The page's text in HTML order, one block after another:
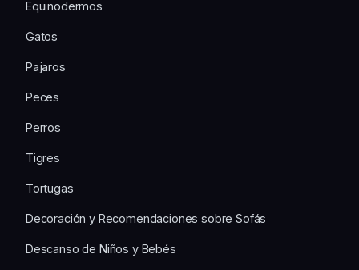
Equinodermos
Gatos
Pajaros
Peces
Perros
Tigres
Tortugas
Decoración y Recomendaciones sobre Sofás
Descanso de Niños y Bebés